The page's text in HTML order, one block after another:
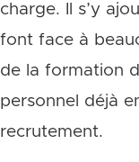
charge. Il s’y
font face à
de la formation
personnel déjà
recrutement.